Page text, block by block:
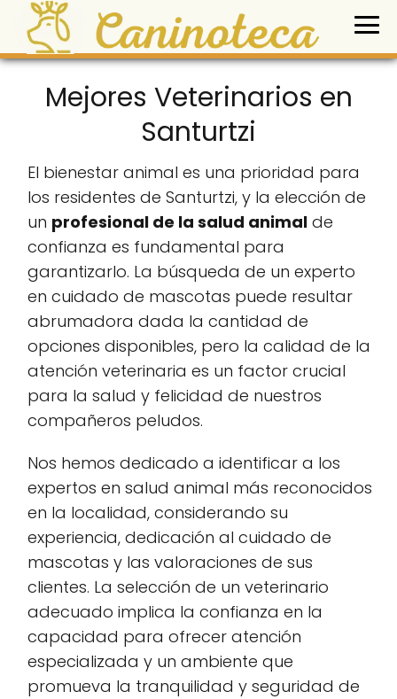
Mejores Veterinarios en
Santurtzi
El bienestar animal es una prioridad para
los residentes de Santurtzi, y la elección de
un profesional de la salud animal de
confianza es fundamental para
garantizarlo. La búsqueda de un experto
en cuidado de mascotas puede resultar
abrumadora dada la cantidad de
opciones disponibles, pero la calidad de la
atención veterinaria es un factor crucial
para la salud y felicidad de nuestros
compañeros peludos.
Nos hemos dedicado a identificar a los
expertos en salud animal más reconocidos
en la localidad, considerando su
experiencia, dedicación al cuidado de
mascotas y las valoraciones de sus
clientes. La selección de un veterinario
adecuado implica la confianza en la
capacidad para ofrecer atención
especializada y un ambiente que
promueva la tranquilidad y seguridad de